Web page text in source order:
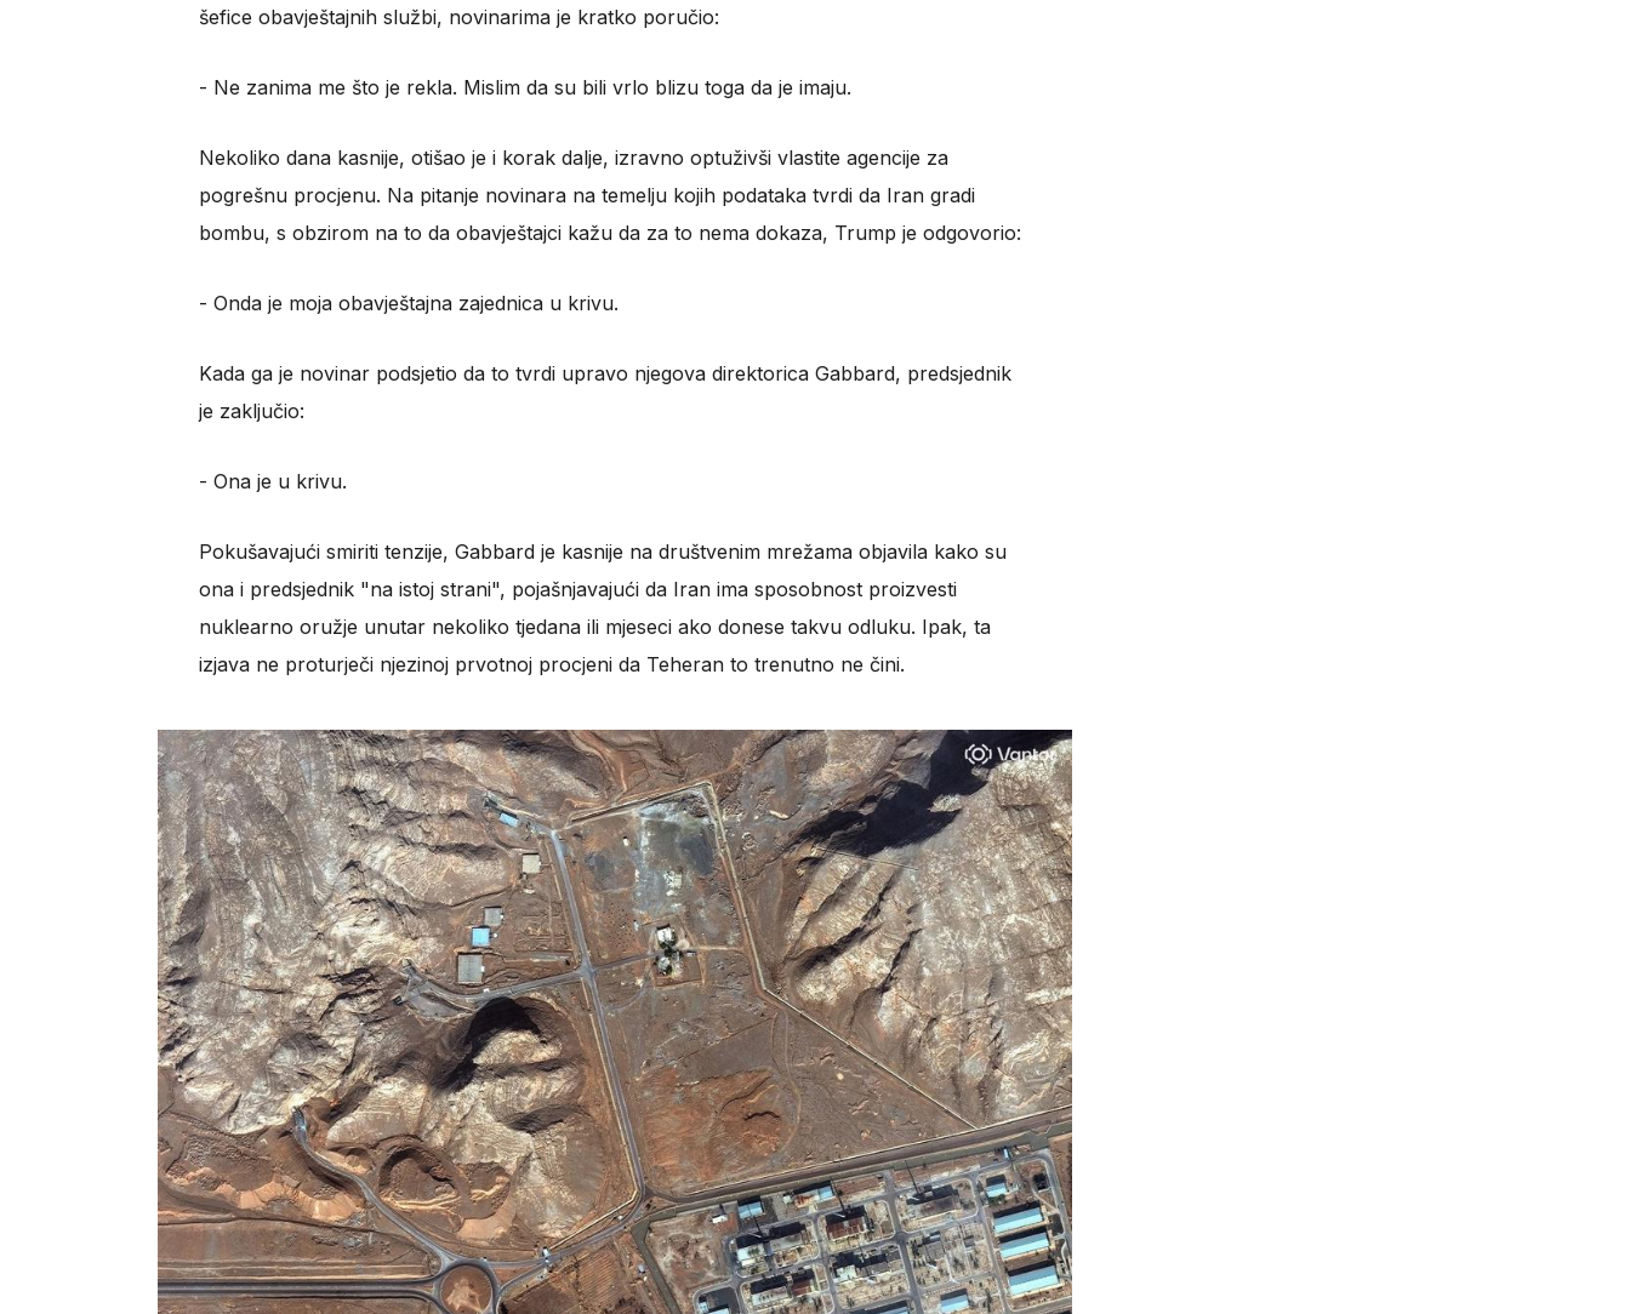
šefice obavještajnih službi, novinarima je kratko poručio:
​- Ne zanima me što je rekla. Mislim da su bili vrlo blizu toga da je imaju.
Nekoliko dana kasnije, otišao je i korak dalje, izravno optuživši vlastite agencije za
pogrešnu procjenu. Na pitanje novinara na temelju kojih podataka tvrdi da Iran gradi
bombu, s obzirom na to da obavještajci kažu da za to nema dokaza, Trump je odgovorio:
​- Onda je moja obavještajna zajednica u krivu.
Kada ga je novinar podsjetio da to tvrdi upravo njegova direktorica Gabbard, predsjednik
je zaključio:
​- Ona je u krivu.
Pokušavajući smiriti tenzije, Gabbard je kasnije na društvenim mrežama objavila kako su
ona i predsjednik "na istoj strani", pojašnjavajući da Iran ima sposobnost proizvesti
nuklearno oružje unutar nekoliko tjedana ili mjeseci ako donese takvu odluku. Ipak, ta
izjava ne proturječi njezinoj prvotnoj procjeni da Teheran to trenutno ne čini.